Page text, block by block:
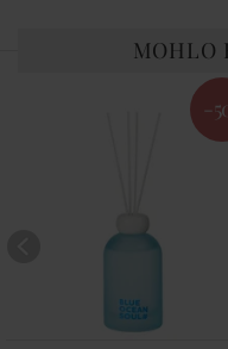
MOHLO
-